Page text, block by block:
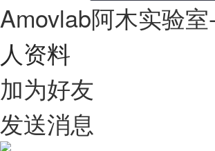
Amovlab阿木实验
人资料
加为好友
发送消息